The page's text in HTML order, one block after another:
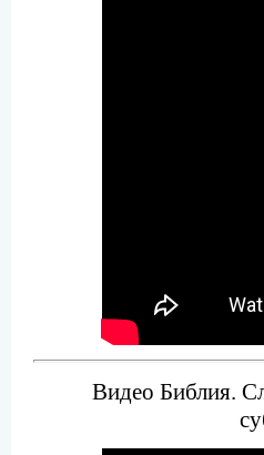
Видео Библия.